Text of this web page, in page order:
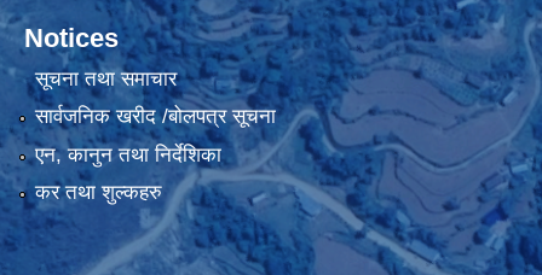
Notices
सूचना तथा समाचार
सार्वजनिक खरीद /बोलपत्र सूचना
एन, कानुन तथा निर्देशिका
कर तथा शुल्कहरु